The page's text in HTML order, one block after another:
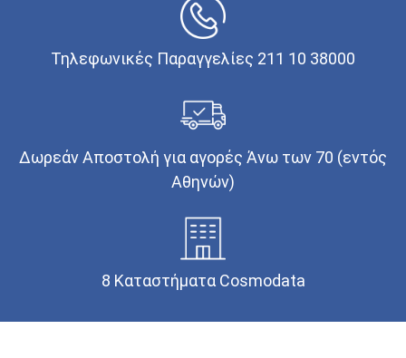
Τηλεφωνικές Παραγγελίες 211 10 38000
Δωρεάν Αποστολή για αγορές Άνω των 70 (εντός
Αθηνών)
8 Καταστήματα Cosmodata